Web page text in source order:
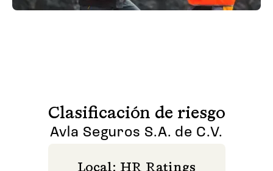
Clasificación de riesgo
Avla Seguros S.A. de C.V.
Local: HR Ratings